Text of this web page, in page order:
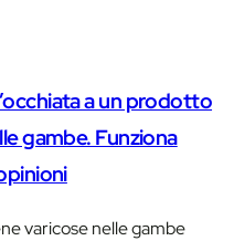
a un prodotto
gambe. Funziona
varicose nelle gambe